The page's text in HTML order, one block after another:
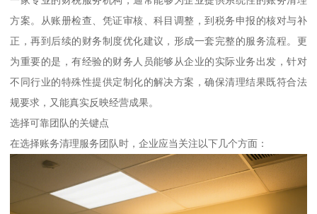
方案。从账册检查、凭证审核、科目调整，到税务申报的核对与补
正，再到后续的财务制度优化建议，形成一套完整的服务流程。更
为重要的是，有经验的财务人员能够从企业的实际业务出发，针对
不同行业的特殊性提供定制化的解决方案，确保清理结果既符合法
规要求，又能真实反映经营成果。
选择可靠团队的关键点
在选择账务清理服务团队时，企业应当关注以下几个方面：